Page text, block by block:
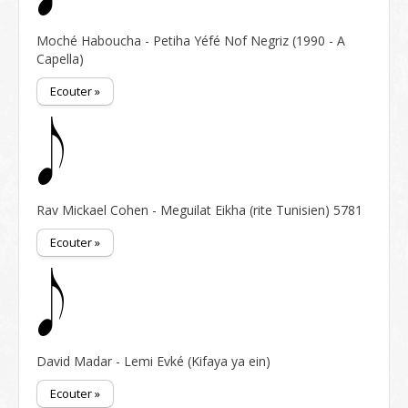
Moché Haboucha - Petiha Yéfé Nof Negriz (1990 - A
Capella)
Ecouter »
Rav Mickael Cohen - Meguilat Eikha (rite Tunisien) 5781
Ecouter »
David Madar - Lemi Evké (Kifaya ya ein)
Ecouter »